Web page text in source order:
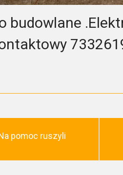
budowlane
pomoc ruszyli